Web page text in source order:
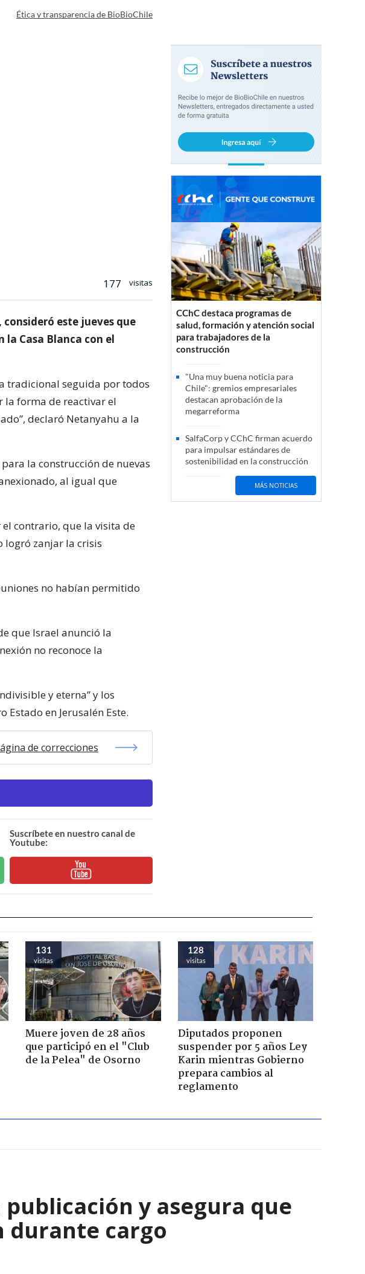
Ética y transparencia de BioBioChile
177 visitas
este jueves que
Casa Blanca con el
tradicional seguida por todos
la forma de reactivar el
declaró Netanyahu a la
la construcción de nuevas
al igual que
contrario, que la visita de
logró zanjar la crisis
no habían permitido
que Israel anunció la
no reconoce la
y eterna” y los
en Jerusalén Este.
de correcciones
Suscríbete en nuestro canal de
Youtube:
CChC destaca programas de
salud, formación y atención social
para trabajadores de la
construcción
"Una muy buena noticia para
Chile": gremios empresariales
destacan aprobación de la
megarreforma
SalfaCorp y CChC firman acuerdo
para impulsar estándares de
sostenibilidad en la construcción
MÁS NOTICIAS
131
visitas
Muere joven de 28 años
que participó en el "Club
de la Pelea" de Osorno
128
visitas
Diputados proponen
suspender por 5 años Ley
Karin mientras Gobierno
prepara cambios al
reglamento
y asegura que
cargo